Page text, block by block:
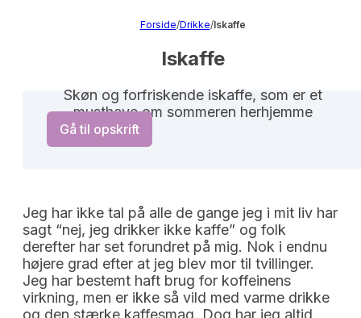
Forside/Drikke/Iskaffe
Iskaffe
Skøn og forfriskende iskaffe, som er et
musthave om sommeren herhjemme
Gå til opskrift
Jeg har ikke tal på alle de gange jeg i mit liv har
sagt “nej, jeg drikker ikke kaffe” og folk
derefter har set forundret på mig. Nok i endnu
højere grad efter at jeg blev mor til tvillinger.
Jeg har bestemt haft brug for koffeinens
virkning, men er ikke så vild med varme drikke
og den stærke kaffesmag. Dog har jeg altid